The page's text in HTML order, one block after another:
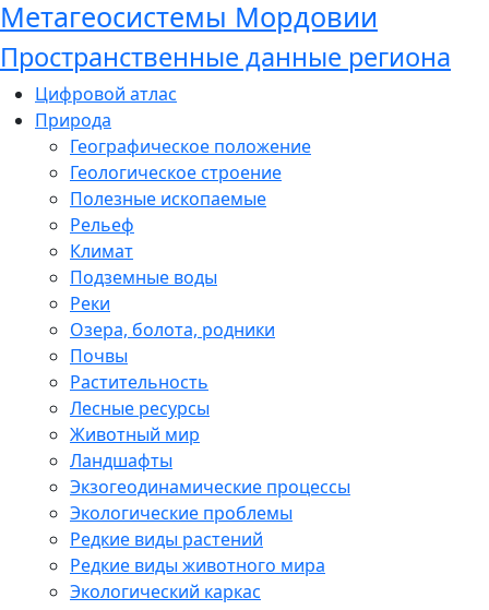
Метагеосистемы Мордовии
Пространственные данные региона
Цифровой атлас
Природа
Географическое положение
Геологическое строение
Полезные ископаемые
Рельеф
Климат
Подземные воды
Реки
Озера, болота, родники
Почвы
Растительность
Лесные ресурсы
Животный мир
Ландшафты
Экзогеодинамические процессы
Экологические проблемы
Редкие виды растений
Редкие виды животного мира
Экологический каркас